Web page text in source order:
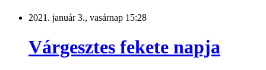
2021. január 3., vasárnap 15:28
Várgesztes fekete napja